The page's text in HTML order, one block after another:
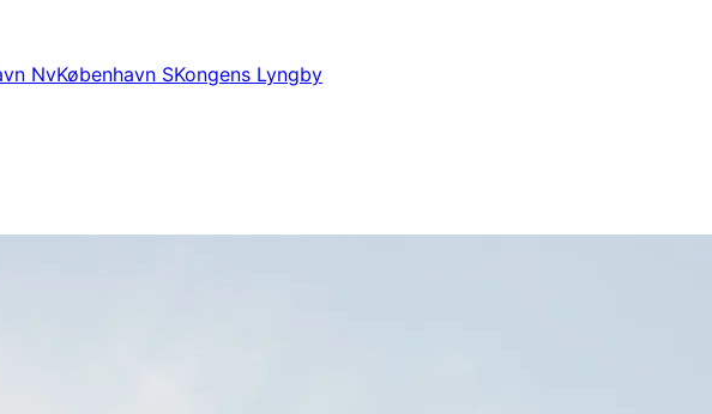
NvKøbenhavn SKongens Lyngby